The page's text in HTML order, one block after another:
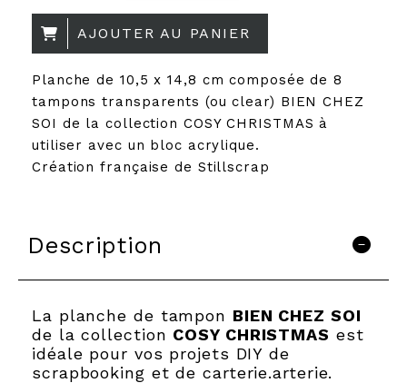
AJOUTER AU PANIER
Planche de 10,5 x 14,8 cm composée de 8
tampons transparents (ou clear) BIEN CHEZ
SOI de la collection COSY CHRISTMAS à
utiliser avec un bloc acrylique.
Création française de Stillscrap
Description
La planche de tampon BIEN CHEZ SOI
de la collection COSY CHRISTMAS est
idéale pour vos projets DIY de
scrapbooking et de carterie.arterie.